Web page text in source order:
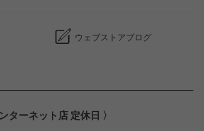
ウェブストアブログ
ンターネット店 定休日 〉